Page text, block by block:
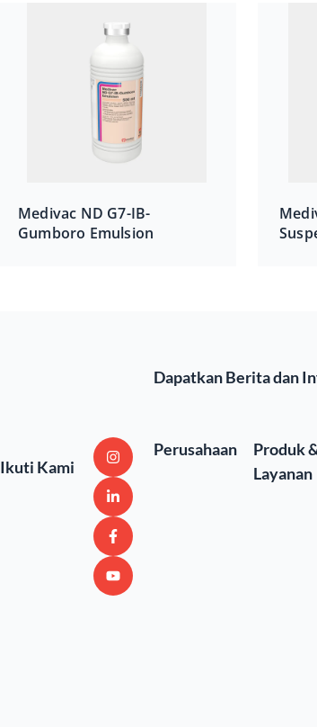
Medivac ND G7-IB-
Gumboro Emulsion
Dapatkan Berita dan
Ikuti Kami
Perusahaan
Produk
Layanan